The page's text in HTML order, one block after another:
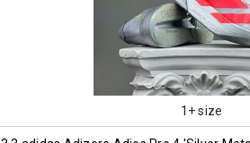
1+ size